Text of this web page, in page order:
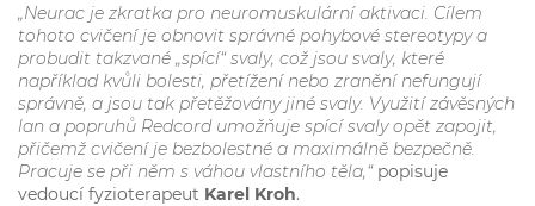
„Neurac je zkratka pro neuromuskulární aktivaci. Cílem
tohoto cvičení je obnovit správné pohybové stereotypy a
probudit takzvané „spící“ svaly, což jsou svaly, které
například kvůli bolesti, přetížení nebo zranění nefungují
správně, a jsou tak přetěžovány jiné svaly. Využití závěsných
lan a popruhů Redcord umožňuje spící svaly opět zapojit,
přičemž cvičení je bezbolestné a maximálně bezpečně.
Pracuje se při něm s váhou vlastního těla,“popisuje
vedoucí fyzioterapeut Karel Kroh.